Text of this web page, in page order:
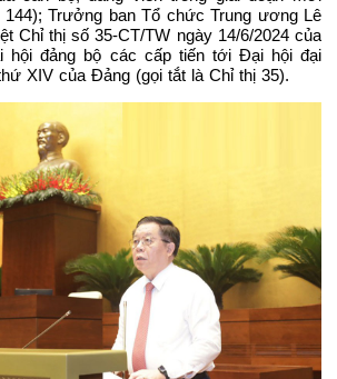
144); Trưởng ban Tổ chức Trung ương Lê
Chỉ thị số 35-CT/TW ngày 14/6/2024 của
hội đảng bộ các cấp tiến tới Đại hội đại
XIV của Đảng (gọi tắt là Chỉ thị 35).